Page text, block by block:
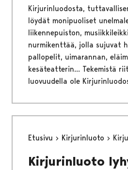
Kirjurinluodosta,
löydät monipuoliset
liikennepuiston,
nurmikenttää, jolla sujuvat
pallopelit, uimarannan,
kesäteatterin... Tekemistä
luovuudella ole
Etusivu Kirjurinluoto
Kirjurinluoto